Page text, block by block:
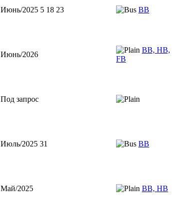
Июнь/2025 5 18 23 BB
Июнь/2026
BB, HB,
FB
Под запрос
Июль/2025 31 ВВ
Май/2025 ВВ, НВ